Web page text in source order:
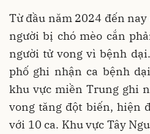
Từ đầu năm 2024 đến
người bị chó mèo cắn
người tử vong vì bệnh
phố ghi nhận ca bệnh
khu vực miền Trung ghi
vong tăng đột biến, hiện
với 10 ca. Khu vực Tây